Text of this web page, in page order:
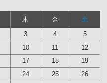
木 金
土
3 4
5
10 11
12
17 18
19
24 25
26